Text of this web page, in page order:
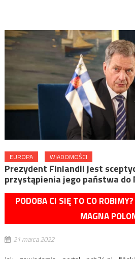
EUROPA WIADOMOŚCI
Prezydent Finlandii jest
przystąpienia jego państwa do
PODOBA CI SIĘ TO CO
MAGNA
21 marca 2022